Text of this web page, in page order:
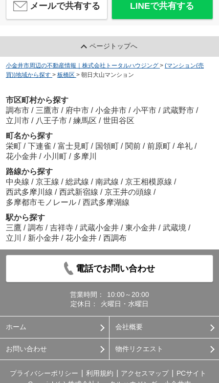
メールで共有する LINEで共有する
ページトップへ
小金井市周辺の不動産情報｜株式会社トータルハウジング > (マンション(売
買))地域から探す > 板橋区 > 朝日大山マンション
市区町村から探す
調布市 / 三鷹市 / 府中市 / 小金井市 / 小平市 / 武蔵野市 /
立川市 / 八王子市 / 練馬区 / 世田谷区
町名から探す
栄町 / 下連雀 / 富士見町 / 国領町 / 関前 / 前原町 / 牟礼 /
花小金井 / 小川町 / 多摩川
路線から探す
中央線 / 京王線 / 総武線 / 南武線 / 京王相模原線 /
西武多摩川線 / 西武新宿線 / 京王井の頭線 /
多摩都市モノレール / 西武多摩湖線
駅から探す
三鷹 / 調布 / 吉祥寺 / 武蔵小金井 / 東小金井 / 武蔵境 /
立川
/ 新小金井 / 花小金井 / 西調布
電話でお問い合わせ
営業時間：
10:00～20:00
定休日：
火曜日・水曜日
ホーム 会社概要
お問い合わせ 物件リクエスト
プライバシーポリシー 利用規約 アクセスマップ
PCサイト